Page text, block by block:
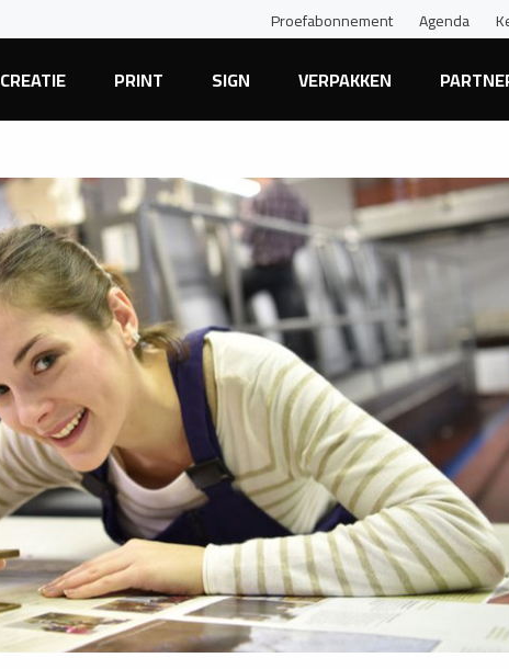
Proefabonnement Agenda
CREATIE PRINT SIGN VERPAKKEN